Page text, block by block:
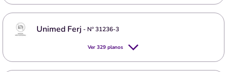
Unimed Ferj - Nº31236-3
Ver 329 planos